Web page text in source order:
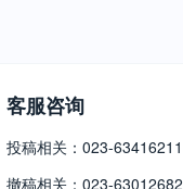
客服咨询
投稿相关：023-63416211
撤稿相关：023-63012682